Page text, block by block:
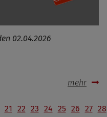
02.04.2026
mehr
21 22 23 24 25 26 27 28